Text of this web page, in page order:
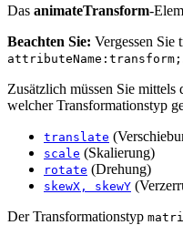
Das animateTransform-
Beachten Sie: Vergessen Sie
attributeName:transform;
Zusätzlich müssen Sie mittels
welcher Transformationstyp
translate
scale (Skalierung)
rotate (Drehung)
skewX, skewY
Der Transformationstyp